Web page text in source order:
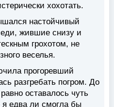
хохотать.
настойчивый
жившие снизу и
грохотом, не
веселья.
прогоревший
разгребать погром. До
оставалось чуть
едва ли смогла бы